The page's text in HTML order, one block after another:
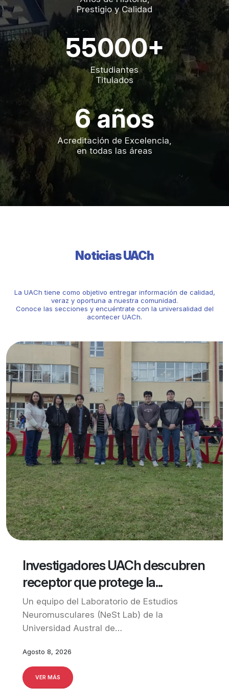
Prestigio y Calidad
55000+
Estudiantes
Titulados
6 años
Acreditación de Excelencia,
en todas las áreas
Noticias UACh
La UACh tiene como objetivo entregar información de calidad,
veraz y oportuna a nuestra comunidad.
Conoce las secciones y encuéntrate con la universalidad del
acontecer UACh.
Investigadores UACh descubren
receptor que protege la...
Un equipo del Laboratorio de Estudios
Neuromusculares (NeSt Lab) de la
Universidad Austral de…
Agosto 8, 2026
VER MÁS